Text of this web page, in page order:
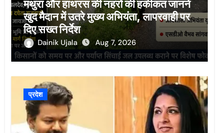
मथुरा और हाथरस की नहरों की हकीकत जानने
खुद मैदान में उतरे मुख्य अभियंता, लापरवाही पर
दिए सख्त निर्देश
Dainik Ujala Aug 7, 2026
प्रदेश